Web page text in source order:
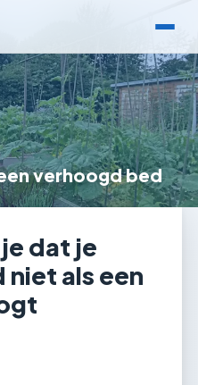
verhoogd bed
dat je
als een